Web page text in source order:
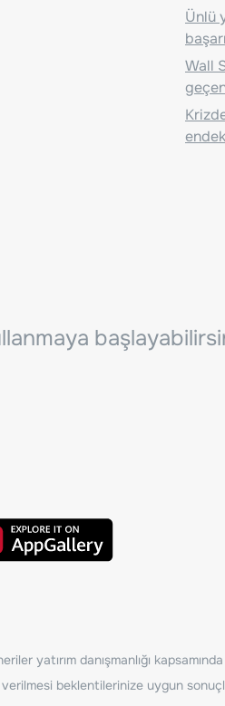
Ünlü
Wall
yatırım danışmanlığı
beklentilerinize uygun